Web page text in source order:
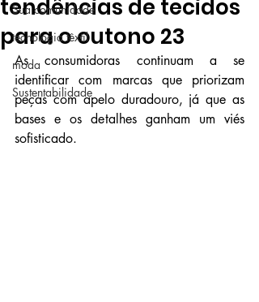
Sua comunidade
tecnologia têxtil
moda
Sustentabilidade
tendências de tecidos
para o outono 23
As consumidoras continuam a se
identificar com marcas que priorizam
peças com apelo duradouro, já que as
bases e os detalhes ganham um viés
sofisticado.